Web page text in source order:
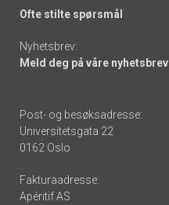
Ofte stilte spørsmål
Nyhetsbrev:
Meld deg på våre nyhetsbrev
Post- og besøksadresse:
Universitetsgata 22
0162 Oslo
Fakturaadresse:
Apéritif AS